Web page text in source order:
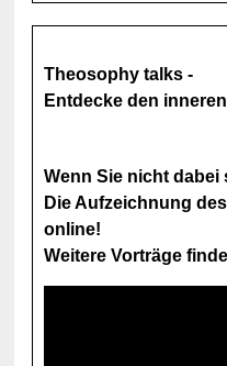
Theosophy talks -
Entdecke den
Wenn Sie nicht dabei
Die Aufzeichnung
online!
Weitere Vorträge